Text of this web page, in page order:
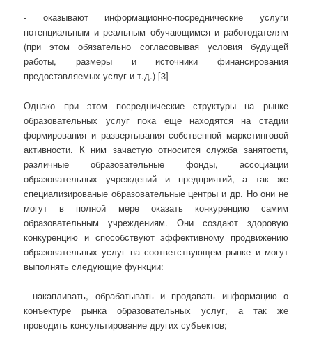
- оказывают информационно-посреднические услуги
потенциальным и реальным обучающимся и работодателям
(при этом обязательно согласовывая условия будущей
работы, размеры и источники финансирования
предоставляемых услуг и т.д.) [3]
Однако при этом посреднические структуры на рынке
образовательных услуг пока еще находятся на стадии
формирования и развертывания собственной маркетинговой
активности. К ним зачастую относится служба занятости,
различные образовательные фонды, ассоциации
образовательных учреждений и предприятий, а так же
специализированые образовательные центры и др. Но они не
могут в полной мере оказать конкуренцию самим
образовательным учреждениям. Они создают здоровую
конкуренцию и способствуют эффективному продвижению
образовательных услуг на соответствующем рынке и могут
выполнять следующие функции:
- накапливать, обрабатывать и продавать информацию о
конъектуре рынка образовательных услуг, а так же
проводить консультирование других субъектов;